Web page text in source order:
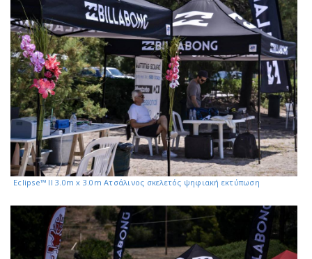
Eclipse™ II 3.0m x 3.0m Ατσάλινος σκελετός ψηφιακή εκτύπωση